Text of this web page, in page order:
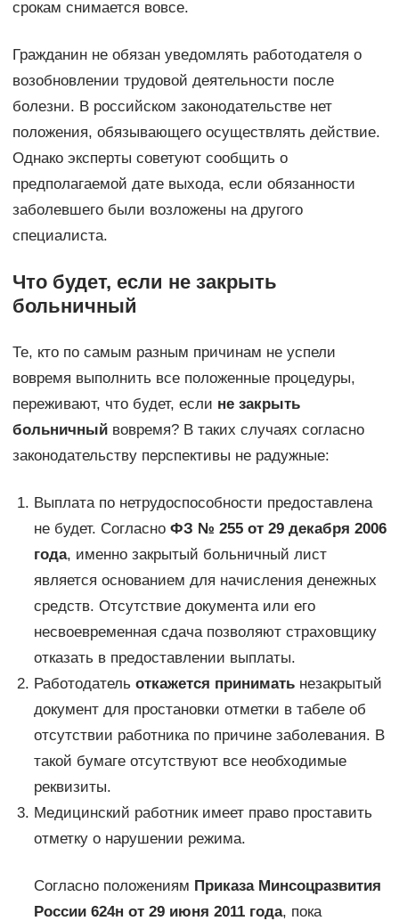
срокам снимается вовсе.
Гражданин не обязан уведомлять работодателя о
возобновлении трудовой деятельности после
болезни. В российском законодательстве нет
положения, обязывающего осуществлять действие.
Однако эксперты советуют сообщить о
предполагаемой дате выхода, если обязанности
заболевшего были возложены на другого
специалиста.
Что будет, если не закрыть
больничный
Те, кто по самым разным причинам не успели
вовремя выполнить все положенные процедуры,
переживают, что будет, если не закрыть
больничныйвовремя? В таких случаях согласно
законодательству перспективы не радужные:
Выплата по нетрудоспособности предоставлена
не будет. Согласно ФЗ № 255 от 29 декабря 2006
года, именно закрытый больничный лист
является основанием для начисления денежных
средств. Отсутствие документа или его
несвоевременная сдача позволяют страховщику
отказать в предоставлении выплаты.
Работодатель откажется приниматьнезакрытый
документ для простановки отметки в табеле об
отсутствии работника по причине заболевания. В
такой бумаге отсутствуют все необходимые
реквизиты.
Медицинский работник имеет право проставить
отметку о нарушении режима.
Согласно положениям Приказа Минсоцразвития
России 624н от 29 июня 2011 года, пока